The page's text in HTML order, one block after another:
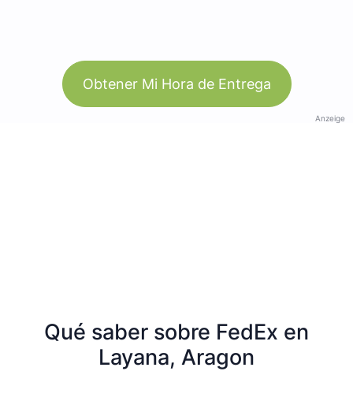
Obtener Mi Hora de Entrega
Anzeige
Qué saber sobre FedEx en
Layana, Aragon